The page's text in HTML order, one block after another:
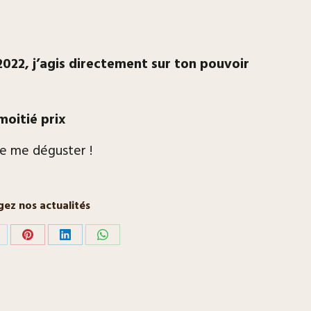
j’agis directement sur ton pouvoir
prix
me déguster !
nos actualités
PartagerPartagerPartager